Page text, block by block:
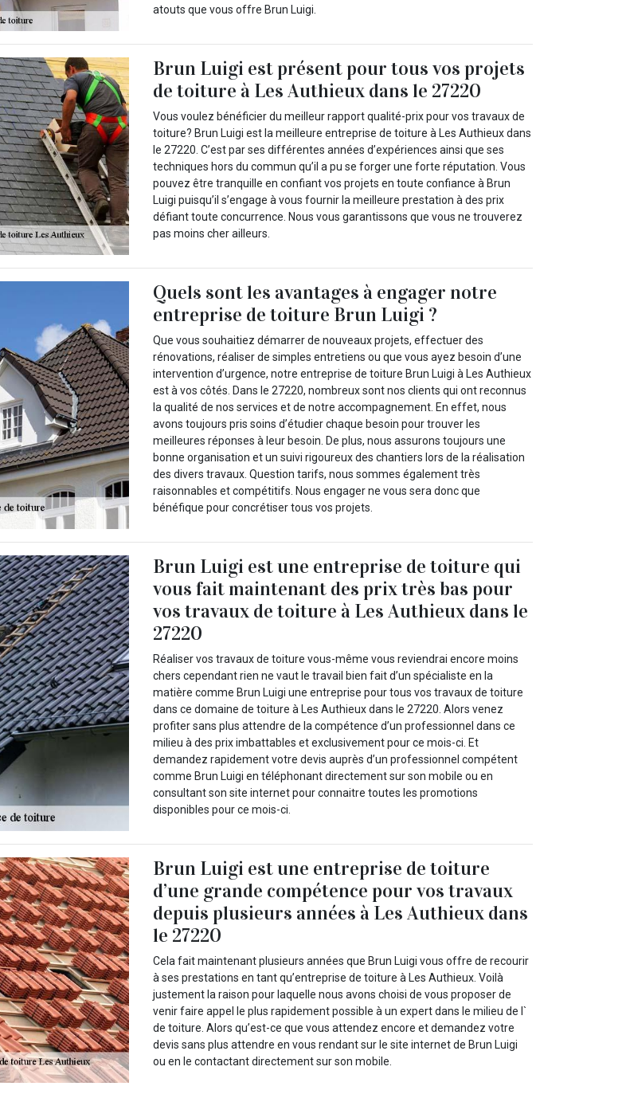
atouts que vous offre Brun Luigi.
Brun Luigi est présent pour tous vos projets
de toiture à Les Authieux dans le 27220
Vous voulez bénéficier du meilleur rapport qualité-prix pour vos travaux de
toiture? Brun Luigi est la meilleure entreprise de toiture à Les Authieux dans
le 27220. C’est par ses différentes années d’expériences ainsi que ses
techniques hors du commun qu’il a pu se forger une forte réputation. Vous
pouvez être tranquille en confiant vos projets en toute confiance à Brun
Luigi puisqu’il s’engage à vous fournir la meilleure prestation à des prix
défiant toute concurrence. Nous vous garantissons que vous ne trouverez
pas moins cher ailleurs.
Quels sont les avantages à engager notre
entreprise de toiture Brun Luigi ?
Que vous souhaitiez démarrer de nouveaux projets, effectuer des
rénovations, réaliser de simples entretiens ou que vous ayez besoin d’une
intervention d’urgence, notre entreprise de toiture Brun Luigi à Les Authieux
est à vos côtés. Dans le 27220, nombreux sont nos clients qui ont reconnus
la qualité de nos services et de notre accompagnement. En effet, nous
avons toujours pris soins d’étudier chaque besoin pour trouver les
meilleures réponses à leur besoin. De plus, nous assurons toujours une
bonne organisation et un suivi rigoureux des chantiers lors de la réalisation
des divers travaux. Question tarifs, nous sommes également très
raisonnables et compétitifs. Nous engager ne vous sera donc que
bénéfique pour concrétiser tous vos projets.
Brun Luigi est une entreprise de toiture qui
vous fait maintenant des prix très bas pour
vos travaux de toiture à Les Authieux dans le
27220
Réaliser vos travaux de toiture vous-même vous reviendrai encore moins
chers cependant rien ne vaut le travail bien fait d’un spécialiste en la
matière comme Brun Luigi une entreprise pour tous vos travaux de toiture
dans ce domaine de toiture à Les Authieux dans le 27220. Alors venez
profiter sans plus attendre de la compétence d’un professionnel dans ce
milieu à des prix imbattables et exclusivement pour ce mois-ci. Et
demandez rapidement votre devis auprès d’un professionnel compétent
comme Brun Luigi en téléphonant directement sur son mobile ou en
consultant son site internet pour connaitre toutes les promotions
disponibles pour ce mois-ci.
Brun Luigi est une entreprise de toiture
d’une grande compétence pour vos travaux
depuis plusieurs années à Les Authieux dans
le 27220
Cela fait maintenant plusieurs années que Brun Luigi vous offre de recourir
à ses prestations en tant qu’entreprise de toiture à Les Authieux. Voilà
justement la raison pour laquelle nous avons choisi de vous proposer de
venir faire appel le plus rapidement possible à un expert dans le milieu de l`
de toiture. Alors qu’est-ce que vous attendez encore et demandez votre
devis sans plus attendre en vous rendant sur le site internet de Brun Luigi
ou en le contactant directement sur son mobile.